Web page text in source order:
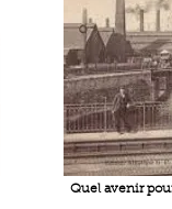
Quel avenir